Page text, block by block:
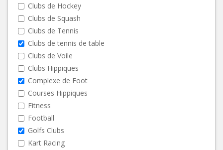
Clubs de Hockey
Clubs de Squash
Clubs de Tennis
Clubs de tennis de table
Clubs de Voile
Clubs Hippiques
Complexe de Foot
Courses Hippiques
Fitness
Football
Golfs Clubs
Kart Racing